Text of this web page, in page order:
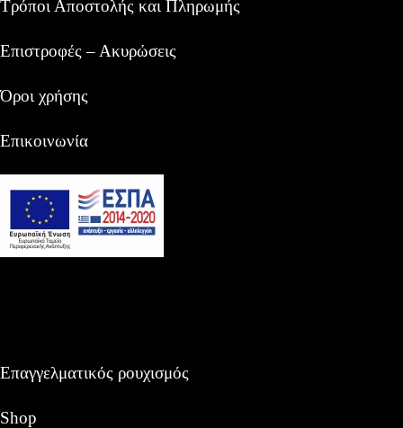
Τρόποι Αποστολής και Πληρωμής
Επιστροφές – Ακυρώσεις
Όροι χρήσης
Επικοινωνία
Επαγγελματικός ρουχισμός
Shop